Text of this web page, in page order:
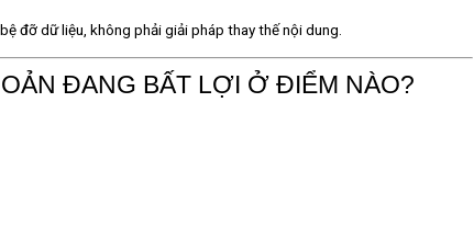
bệ đỡ dữ liệu , không phải giải pháp thay thế nội dung.
ĐANG BẤT LỢI Ở ĐIỂM NÀO?